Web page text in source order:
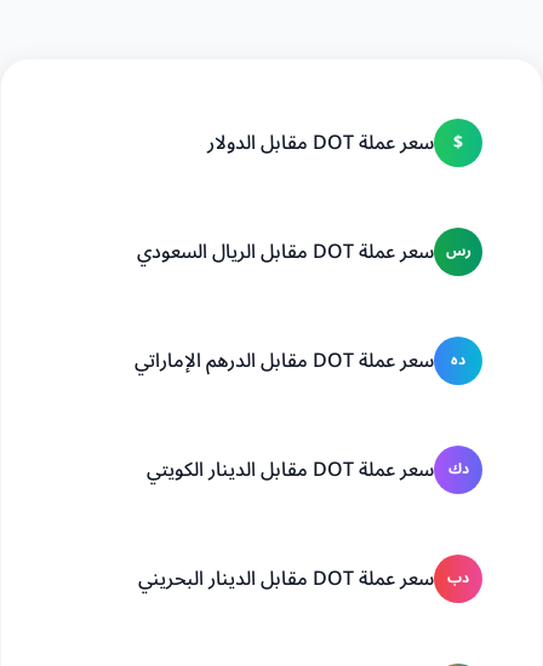
$ سعر عملة DOT مقابل الدولار
رس سعر عملة DOT مقابل الريال السعودي
ده سعر عملة DOT مقابل الدرهم الإماراتي
دك سعر عملة DOT مقابل الدينار الكويتي
دب سعر عملة DOT مقابل الدينار البحريني